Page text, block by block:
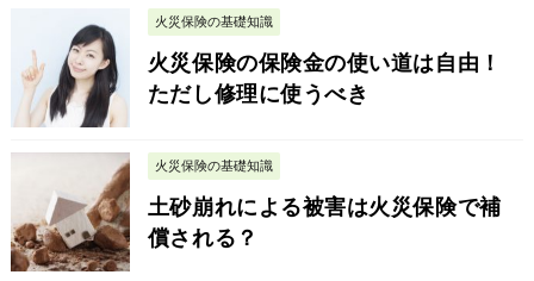
火災保険の基礎知識
火災保険の保険金の使い道は自由！
ただし修理に使うべき
火災保険の基礎知識
土砂崩れによる被害は火災保険で補
償される？